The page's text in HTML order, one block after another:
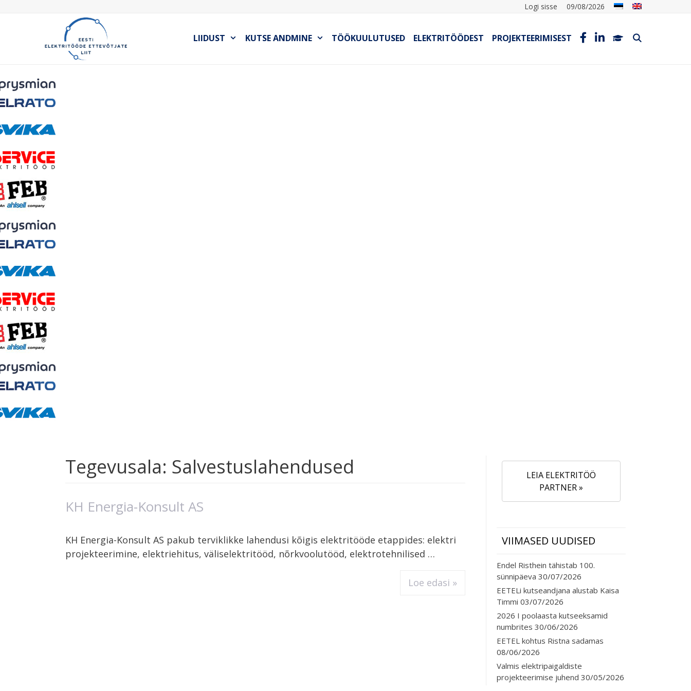
Logi sisse 09/08/2026
LIIDUST KUTSE ANDMINE TÖÖKUULUTUSED ELEKTRITÖÖDEST PROJEKTEERIMISEST
Tegevusala: Salvestuslahendused
KH Energia-Konsult AS
KH Energia-Konsult AS pakub terviklikke lahendusi kõigis elektritööde etappides: elektri
projekteerimine, elektriehitus, väliselektritööd, nõrkvoolutööd, elektrotehnilised …
Loe edasi »
LEIA ELEKTRITÖÖ
PARTNER »
VIIMASED UUDISED
Endel Risthein tähistab 100.
sünnipäeva 30/07/2026
EETELi kutseandjana alustab Kaisa
Timmi 03/07/2026
2026 I poolaasta kutseeksamid
numbrites 30/06/2026
EETEL kohtus Ristna sadamas
08/06/2026
Valmis elektripaigaldiste
projekteerimise juhend 30/05/2026